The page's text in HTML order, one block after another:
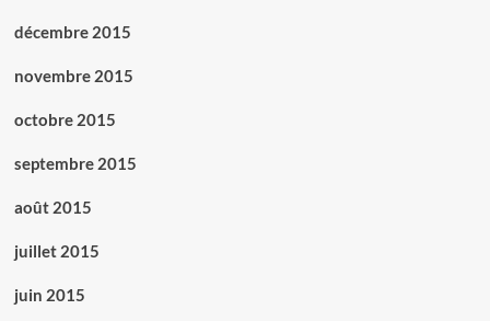
décembre 2015
novembre 2015
octobre 2015
septembre 2015
août 2015
juillet 2015
juin 2015